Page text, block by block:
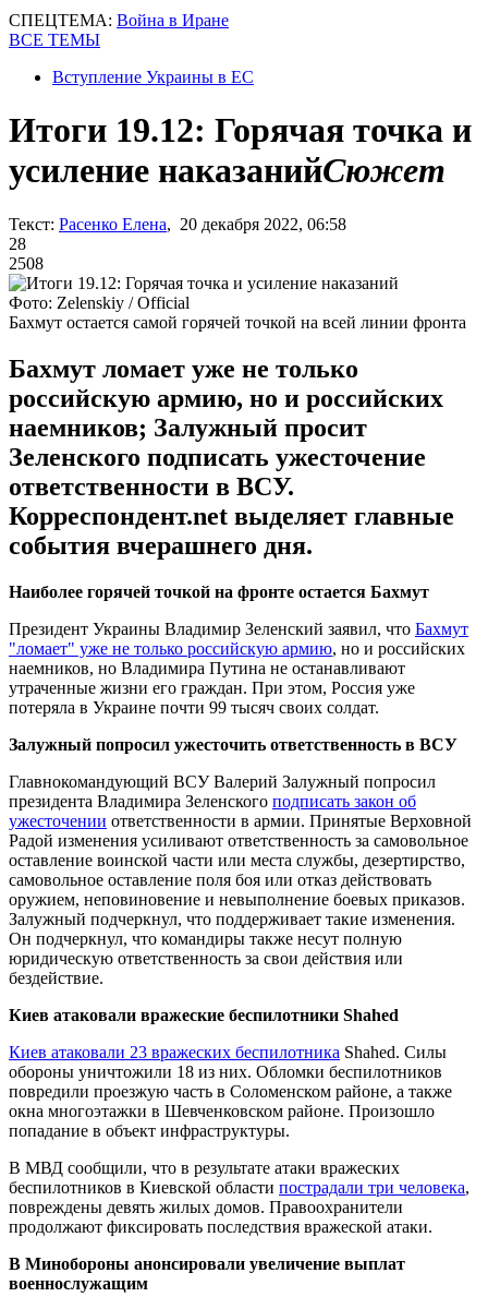
СПЕЦТЕМА: Война в Иране
ВСЕ ТЕМЫ
Вступление Украины в ЕС
Итоги 19.12: Горячая точка и
усиление наказанийСюжет
Текст: Расенко Елена, 20 декабря 2022, 06:58
28
2508
Фото: Zelenskiy / Official
Бахмут остается самой горячей точкой на всей линии фронта
Бахмут ломает уже не только
российскую армию, но и российских
наемников; Залужный просит
Зеленского подписать ужесточение
ответственности в ВСУ.
Корреспондент.net выделяет главные
события вчерашнего дня.
Наиболее горячей точкой на фронте остается Бахмут
Президент Украины Владимир Зеленский заявил, что Бахмут
"ломает" уже не только российскую армию, но и российских
наемников, но Владимира Путина не останавливают
утраченные жизни его граждан. При этом, Россия уже
потеряла в Украине почти 99 тысяч своих солдат.
Залужный попросил ужесточить ответственность в ВСУ
Главнокомандующий ВСУ Валерий Залужный попросил
президента Владимира Зеленского подписать закон об
ужесточении ответственности в армии. Принятые Верховной
Радой изменения усиливают ответственность за самовольное
оставление воинской части или места службы, дезертирство,
самовольное оставление поля боя или отказ действовать
оружием, неповиновение и невыполнение боевых приказов.
Залужный подчеркнул, что поддерживает такие изменения.
Он подчеркнул, что командиры также несут полную
юридическую ответственность за свои действия или
бездействие.
Киев атаковали вражеские беспилотники Shahed
Киев атаковали 23 вражеских беспилотника Shahed. Силы
обороны уничтожили 18 из них. Обломки беспилотников
повредили проезжую часть в Соломенском районе, а также
окна многоэтажки в Шевченковском районе. Произошло
попадание в объект инфраструктуры.
В МВД сообщили, что в результате атаки вражеских
беспилотников в Киевской области пострадали три человека,
повреждены девять жилых домов. Правоохранители
продолжают фиксировать последствия вражеской атаки.
В Минобороны анонсировали увеличение выплат
военнослужащим